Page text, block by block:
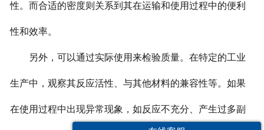
性。而合适的密度则关系到其在运输和使用过程中的便利
性和效率。
另外，可以通过实际使用来检验质量。在特定的工业
生产中，观察其反应活性、与其他材料的兼容性等。如果
在使用过程中出现异常现象，如反应不充分、产生过多副